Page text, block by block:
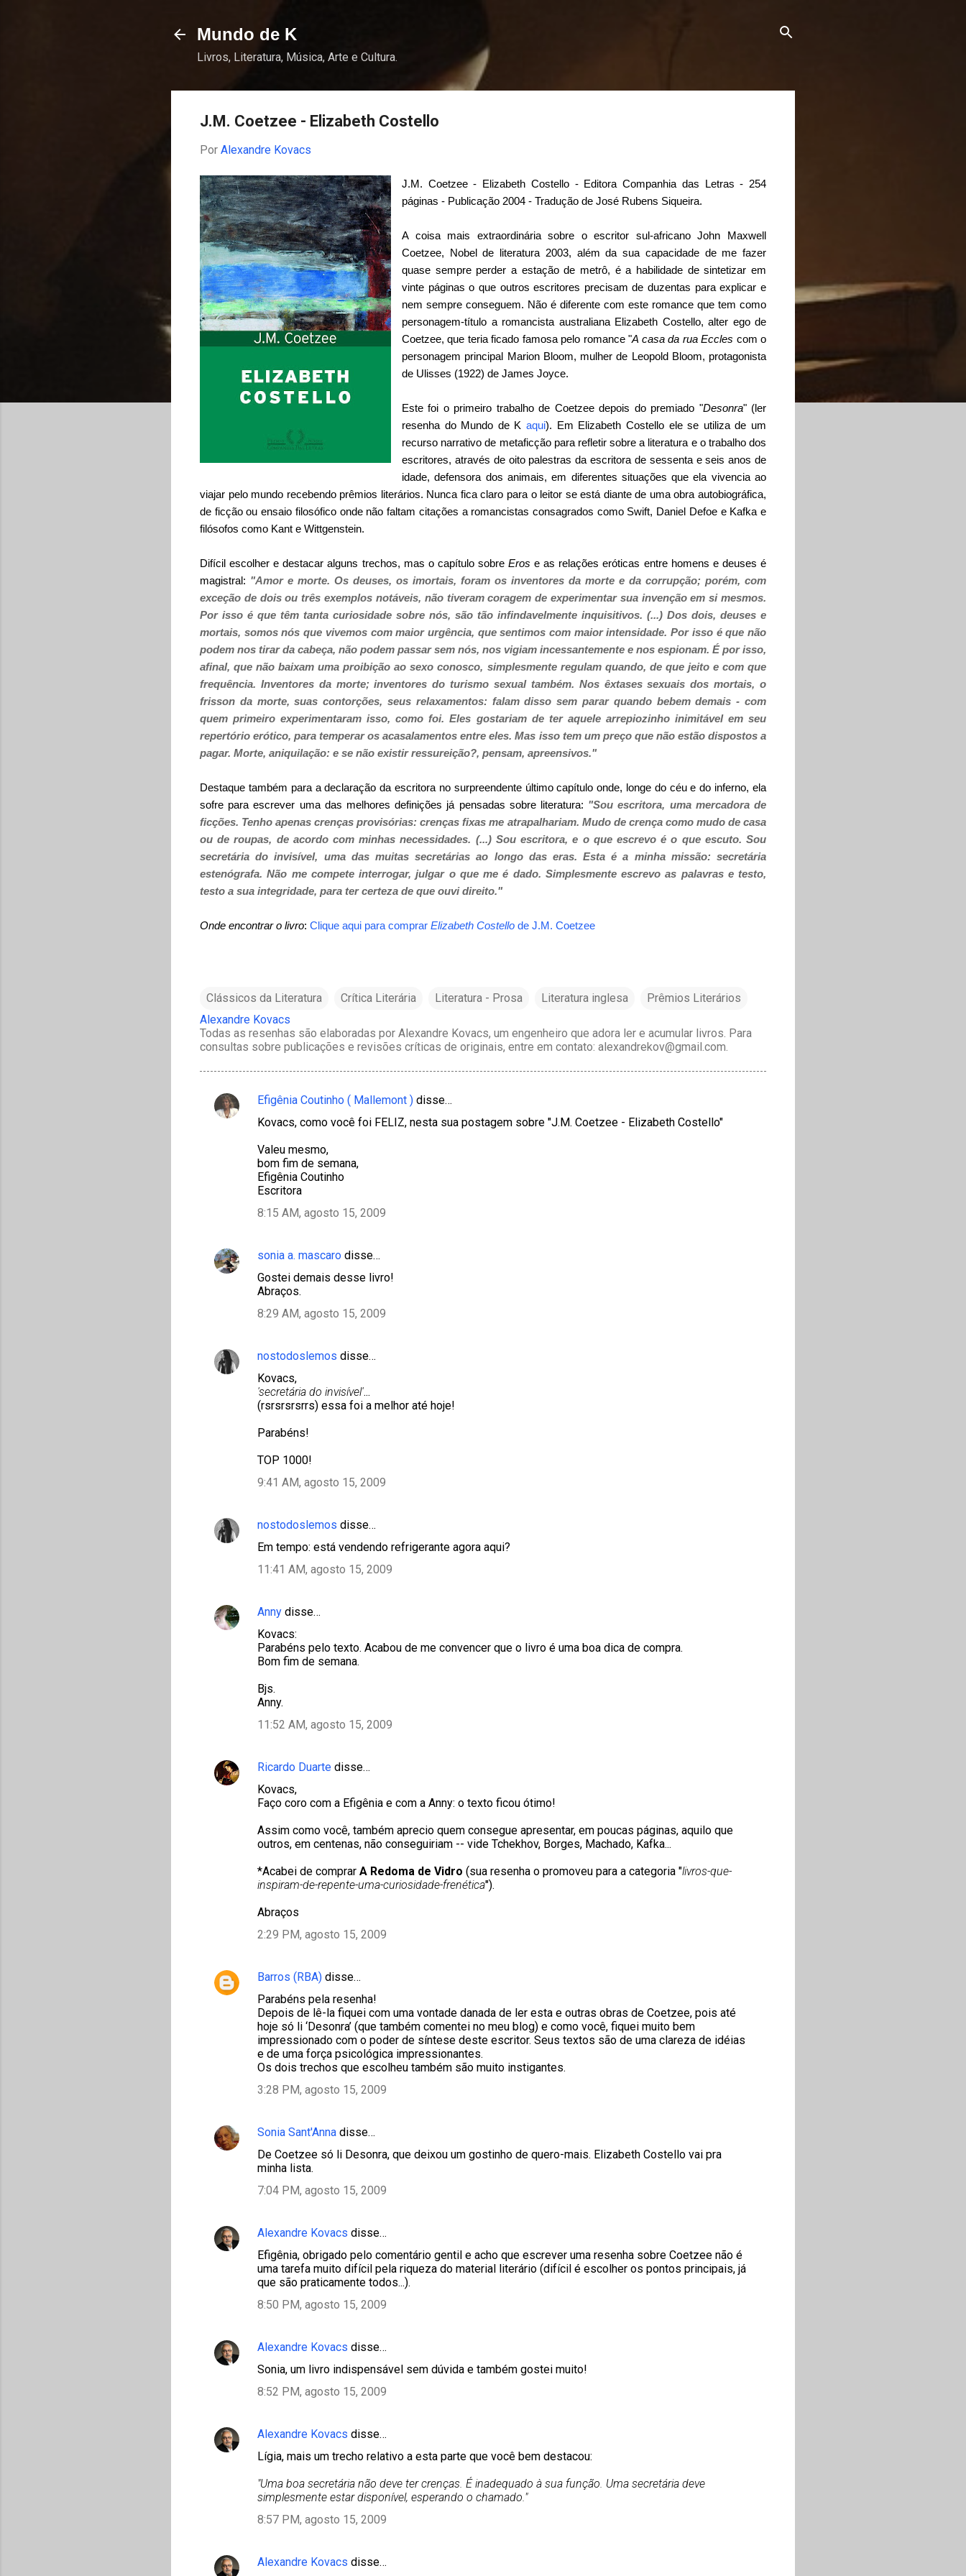
Mundo de K
Livros, Literatura, Música, Arte e Cultura.
J.M. Coetzee - Elizabeth Costello
Por Alexandre Kovacs
J.M. Coetzee - Elizabeth Costello - Editora Companhia das Letras - 254
páginas - Publicação 2004 - Tradução de José Rubens Siqueira.
A coisa mais extraordinária sobre o escritor sul-africano John Maxwell
Coetzee, Nobel de literatura 2003, além da sua capacidade de me fazer
quase sempre perder a estação de metrô, é a habilidade de sintetizar em
vinte páginas o que outros escritores precisam de duzentas para explicar e
nem sempre conseguem. Não é diferente com este romance que tem como
personagem-título a romancista australiana Elizabeth Costello, alter ego de
Coetzee, que teria ficado famosa pelo romance "A casa da rua Eccles com o
personagem principal Marion Bloom, mulher de Leopold Bloom, protagonista
de Ulisses (1922) de James Joyce.
Este foi o primeiro trabalho de Coetzee depois do premiado "Desonra" (ler
resenha do Mundo de Kaqui). Em Elizabeth Costello ele se utiliza de um
recurso narrativo de metaficção para refletir sobre a literatura e o trabalho dos
escritores, através de oito palestras da escritora de sessenta e seis anos de
idade, defensora dos animais, em diferentes situações que ela vivencia ao
viajar pelo mundo recebendo prêmios literários. Nunca fica claro para o leitor se está diante de uma obra autobiográfica,
de ficção ou ensaio filosófico onde não faltam citações a romancistas consagrados como Swift, Daniel Defoe e Kafka e
filósofos como Kant e Wittgenstein.
Difícil escolher e destacar alguns trechos, mas o capítulo sobreEros e as relações eróticas entre homens e deuses é
magistral: "Amor e morte. Os deuses, os imortais, foram os inventores da morte e da corrupção; porém, com
exceção de dois ou três exemplos notáveis, não tiveram coragem de experimentar sua invenção em si mesmos.
Por isso é que têm tanta curiosidade sobre nós, são tão infindavelmente inquisitivos. (...) Dos dois, deuses e
mortais, somos nós que vivemos com maior urgência, que sentimos com maior intensidade. Por isso é que não
podem nos tirar da cabeça, não podem passar sem nós, nos vigiam incessantemente e nos espionam. É por isso,
afinal, que não baixam uma proibição ao sexo conosco, simplesmente regulam quando, de que jeito e com que
frequência. Inventores da morte; inventores do turismo sexual também. Nos êxtases sexuais dos mortais, o
frisson da morte, suas contorções, seus relaxamentos: falam disso sem parar quando bebem demais - com
quem primeiro experimentaram isso, como foi. Eles gostariam de ter aquele arrepiozinho inimitável em seu
repertório erótico, para temperar os acasalamentos entre eles. Mas isso tem um preço que não estão dispostos a
pagar. Morte, aniquilação: e se não existir ressureição?, pensam, apreensivos."
Destaque também para a declaração da escritora no surpreendente último capítulo onde, longe do céu e do inferno, ela
sofre para escrever uma das melhores definições já pensadas sobre literatura: "Sou escritora, uma mercadora de
ficções. Tenho apenas crenças provisórias: crenças fixas me atrapalhariam. Mudo de crença como mudo de casa
ou de roupas, de acordo com minhas necessidades. (...) Sou escritora, e o que escrevo é o que escuto. Sou
secretária do invisível, uma das muitas secretárias ao longo das eras. Esta é a minha missão: secretária
estenógrafa. Não me compete interrogar, julgar o que me é dado. Simplesmente escrevo as palavras e testo,
testo a sua integridade, para ter certeza de que ouvi direito."
Onde encontrar o livro: Clique aqui para comprar Elizabeth Costello de J.M. Coetzee
Clássicos da Literatura Crítica Literária Literatura - Prosa Literatura inglesa
Prêmios Literários
Alexandre Kovacs
Todas as resenhas são elaboradas por Alexandre Kovacs, um engenheiro que adora ler e acumular livros. Para
consultas sobre publicações e revisões críticas de originais, entre em contato: alexandrekov@gmail.com.
C
i
Efigênia Coutinho ( Mallemont ) disse…
Kovacs, como você foi FELIZ, nesta sua postagem sobre "J.M. Coetzee - Elizabeth Costello"
Valeu mesmo,
bom fim de semana,
Efigênia Coutinho
Escritora
8:15 AM, agosto 15, 2009
sonia a. mascaro disse…
Gostei demais desse livro!
Abraços.
8:29 AM, agosto 15, 2009
nostodoslemos disse…
Kovacs,
'secretária do invisível'...
(rsrsrsrsrrs) essa foi a melhor até hoje!
Parabéns!
TOP 1000!
9:41 AM, agosto 15, 2009
nostodoslemos disse…
Em tempo: está vendendo refrigerante agora aqui?
11:41 AM, agosto 15, 2009
Anny disse…
Kovacs:
Parabéns pelo texto. Acabou de me convencer que o livro é uma boa dica de compra.
Bom fim de semana.
Bjs.
Anny.
11:52 AM, agosto 15, 2009
Ricardo Duarte disse…
Kovacs,
Faço coro com a Efigênia e com a Anny: o texto ficou ótimo!
Assim como você, também aprecio quem consegue apresentar, em poucas páginas, aquilo que
outros, em centenas, não conseguiriam -- vide Tchekhov, Borges, Machado, Kafka...
*Acabei de comprar A Redoma de Vidro (sua resenha o promoveu para a categoria "livros-que-
inspiram-de-repente-uma-curiosidade-frenética").
Abraços
2:29 PM, agosto 15, 2009
Barros (RBA) disse…
Parabéns pela resenha!
Depois de lê-la fiquei com uma vontade danada de ler esta e outras obras de Coetzee, pois até
hoje só li ‘Desonra’ (que também comentei no meu blog) e como você, fiquei muito bem
impressionado com o poder de síntese deste escritor. Seus textos são de uma clareza de idéias
e de uma força psicológica impressionantes.
Os dois trechos que escolheu também são muito instigantes.
3:28 PM, agosto 15, 2009
Sonia Sant'Anna disse…
De Coetzee só li Desonra, que deixou um gostinho de quero-mais. Elizabeth Costello vai pra
minha lista.
7:04 PM, agosto 15, 2009
Alexandre Kovacs disse…
Efigênia, obrigado pelo comentário gentil e acho que escrever uma resenha sobre Coetzee não é
uma tarefa muito difícil pela riqueza do material literário (difícil é escolher os pontos principais, já
que são praticamente todos...).
8:50 PM, agosto 15, 2009
Alexandre Kovacs disse…
Sonia, um livro indispensável sem dúvida e também gostei muito!
8:52 PM, agosto 15, 2009
Alexandre Kovacs disse…
Lígia, mais um trecho relativo a esta parte que você bem destacou:
"Uma boa secretária não deve ter crenças. É inadequado à sua função. Uma secretária deve
simplesmente estar disponível, esperando o chamado."
8:57 PM, agosto 15, 2009
Alexandre Kovacs disse…